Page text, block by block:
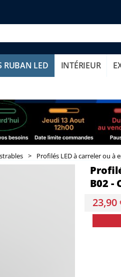
RUBAN LED INTÉRIEUR
> Profilés LED à carreler ou à
B02 -
23,90